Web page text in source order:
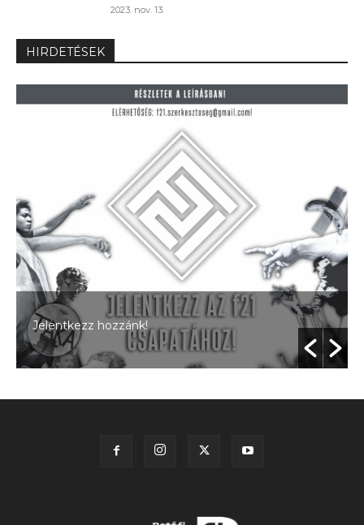
2023. nov. 13.
HIRDETÉSEK
Jelentkezz hozzánk!